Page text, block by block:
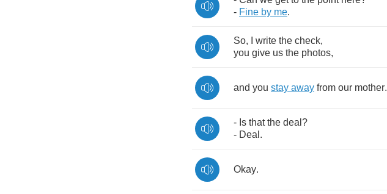
- Fine by me.
So, write the check,
you give us the photos,
and you stay away from our mother.
- Is that the deal ?
- Deal .
Okay.